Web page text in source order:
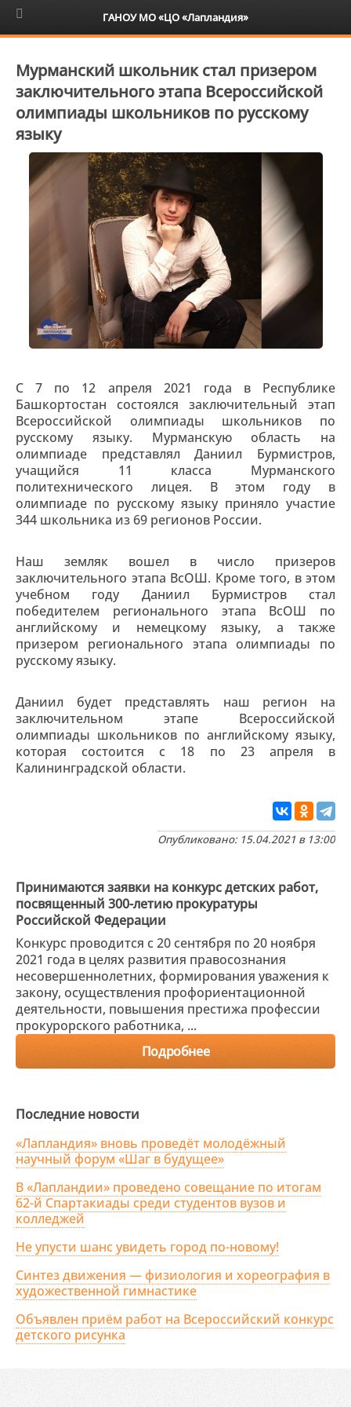
6+
Мурманский школьник стал призером
заключительного этапа Всероссийской
олимпиады школьников по русскому
языку
С 7 по 12 апреля 2021 года в Республике
Башкортостан состоялся заключительный этап
Всероссийской олимпиады школьников по
русскому языку. Мурманскую область на
олимпиаде представлял Даниил Бурмистров,
учащийся 11 класса Мурманского
политехнического лицея. В этом году в
олимпиаде по русскому языку приняло участие
344 школьника из 69 регионов России.
Наш земляк вошел в число призеров
заключительного этапа ВсОШ. Кроме того, в этом
учебном году Даниил Бурмистров стал
победителем регионального этапа ВсОШ по
английскому и немецкому языку, а также
призером регионального этапа олимпиады по
русскому языку.
Даниил будет представлять наш регион на
заключительном этапе Всероссийской
олимпиады школьников по английскому языку,
которая состоится с 18 по 23 апреля в
Калининградской области.
Опубликовано: 15.04.2021 в 13:00
Принимаются заявки на конкурс детских работ,
посвященный 300-летию прокуратуры
Российской Федерации
Конкурс проводится с 20 сентября по 20 ноября
2021 года в целях развития правосознания
несовершеннолетних, формирования уважения к
закону, осуществления профориентационной
деятельности, повышения престижа профессии
прокурорского работника, ...
Подробнее
Последние новости
«Лапландия» вновь проведёт молодёжный
научный форум «Шаг в будущее»
В «Лапландии» проведено совещание по итогам
62-й Спартакиады среди студентов вузов и
колледжей
Не упусти шанс увидеть город по-новому!
Синтез движения — физиология и хореография в
художественной гимнастике
Объявлен приём работ на Всероссийский конкурс
детского рисунка
ГАНОУ МО «ЦО «Лапландия»